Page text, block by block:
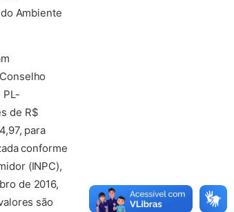
Ambiente
PL-
de R$
para
conforme
(INPC),
de 2016,
são